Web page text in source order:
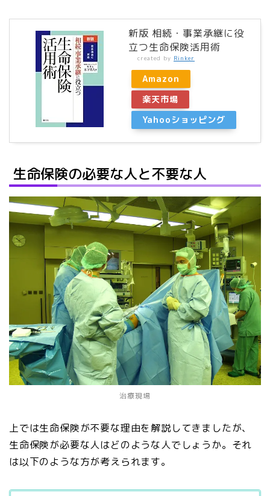
新版 相続・事業承継に役
立つ生命保険活用術
created by Rinker
Amazon
楽天市場
Yahooショッピング
生命保険の必要な人と不要な人
治療現場
上では生命保険が不要な理由を解説してきましたが、
生命保険が必要な人はどのような人でしょうか。それ
は以下のような方が考えられます。